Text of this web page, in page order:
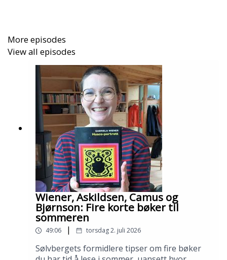
More episodes
View all episodes
Wiener, Askildsen, Camus og
Bjørnson: Fire korte bøker til
sommeren
49:06 | torsdag 2. juli 2026
Sølvbergets formidlere tipser om fire bøker